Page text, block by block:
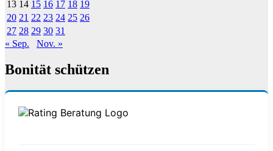
13 14 15 16 17 18 19
20 21 22 23 24 25 26
27 28 29 30 31
« Sep.
Nov. »
Bonität schützen